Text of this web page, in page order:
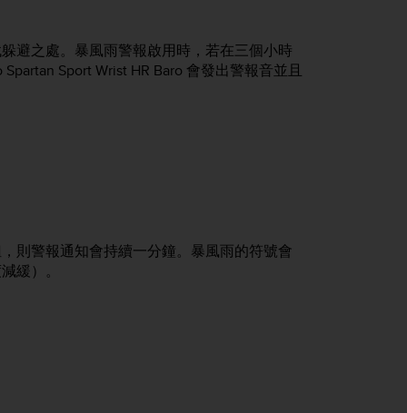
避之處。暴風雨警報啟用時，若在三個小時
Spartan Sport Wrist HR Baro 會發出警報音並且
則警報通知會持續一分鐘。暴風雨的符號會
緩）。